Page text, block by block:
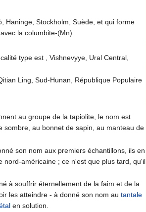
Haninge, Stockholm, Suède, et qui forme
la columbite-(Mn)
type est , Vishnevyye, Ural Central,
Ling, Sud-Hunan, République Populaire
au groupe de la tapiolite, le nom est
sombre, au bonnet de sapin, au manteau de
son nom aux premiers échantillons, ils en
nord-américaine ; ce n'est que plus tard, qu'il
à souffrir éternellement de la faim et de la
les atteindre - à donné son nom au tantale
en solution.